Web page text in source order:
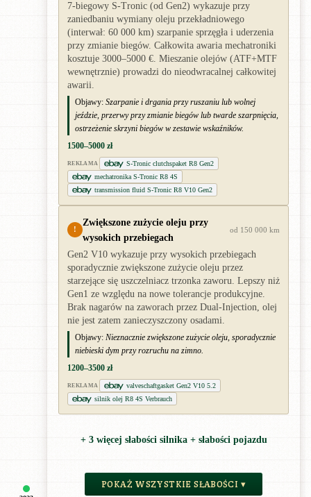
7-biegowy S-Tronic (od Gen2) wykazuje przy
zaniedbaniu wymiany oleju przekładniowego
(interwał: 60 000 km) szarpanie sprzęgła i uderzenia
przy zmianie biegów. Całkowita awaria mechatroniki
kosztuje 3000–5000 €. Mieszanie olejów (ATF+MTF
wewnętrznie) prowadzi do nieodwracalnej całkowitej
awarii.
Objawy: Szarpanie i drgania przy ruszaniu lub wolnej
jeździe, przerwy przy zmianie biegów lub twarde szarpnięcia,
ostrzeżenie skrzyni biegów w zestawie wskaźników.
1500–5000 zł
REKLAMA
S-Tronic clutchspaket R8 Gen2
mechatronika S-Tronic R8 4S
transmission fluid S-Tronic R8 V10 Gen2
!
Zwiększone zużycie oleju przy
wysokich przebiegach
od 150 000 km
Gen2 V10 wykazuje przy wysokich przebiegach
sporadycznie zwiększone zużycie oleju przez
starzejące się uszczelniacz trzonka zaworu. Lepszy niż
Gen1 ze względu na nowe tolerancje produkcyjne.
Brak nagarów na zaworach przez Dual-Injection, olej
nie jest zatem zanieczyszczony osadami.
Objawy: Nieznacznie zwiększone zużycie oleju, sporadycznie
niebieski dym przy rozruchu na zimno.
1200–3500 zł
REKLAMA
valveschaftgasket Gen2 V10 5.2
silnik olej R8 4S Verbrauch
+ 3 więcej słabości silnika + słabości pojazdu
POKAŻ WSZYSTKIE SŁABOŚCI ▾